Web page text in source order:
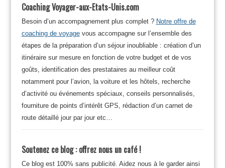
Coaching Voyager-aux-Etats-Unis.com
Besoin d’un accompagnement plus complet ? Notre offre de
coaching de voyagevous accompagne sur l’ensemble des
étapes de la préparation d’un séjour inoubliable : création d’un
itinéraire sur mesure en fonction de votre budget et de vos
goûts, identification des prestataires au meilleur coût
notamment pour l’avion, la voiture et les hôtels, recherche
d’activité ou événements spéciaux, conseils personnalisés,
fourniture de points d’intérêt GPS, rédaction d’un carnet de
route détaillé jour par jour etc…
Soutenez ce blog : offrez nous un café !
Ce blog est 100% sans publicité. Aidez nous à le garder ainsi